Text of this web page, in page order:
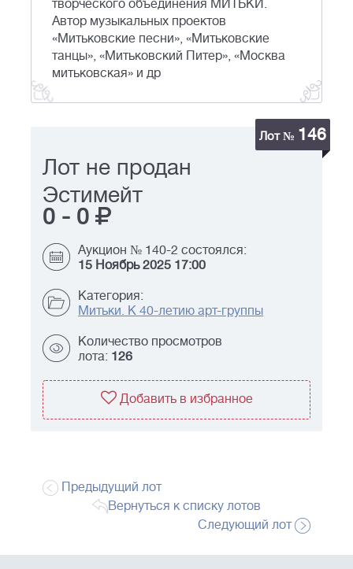
творческого объединения МИТЬКИ.
Автор музыкальных проектов
«Митьковские песни», «Митьковские
танцы», «Митьковский Питер», «Москва
митьковская» и др
Лот № 146
Лот не продан
Эстимейт
0 - 0
Аукцион № 140-2 состоялся:
15 Ноябрь 2025 17:00
Категория:
Митьки. К 40-летию арт-группы
Количество просмотров
лота: 126
Добавить в избранное
Предыдущий лот
Вернуться к списку лотов
Следующий лот